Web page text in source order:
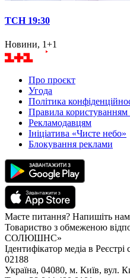
ТСН 19:30
Новини, 1+1
Про проєкт
Угода
Політика
Правила користуванням
Рекламодавцям
Ініціатива «Чисте небо»
Блокування реклами
Маєте питання? Напишіть нам
Товариство з обмеженою
СОЛЮШНС»
Ідентифікатор медіа в Реєстрі
02188
Україна, 04080, м. Київ, вул.